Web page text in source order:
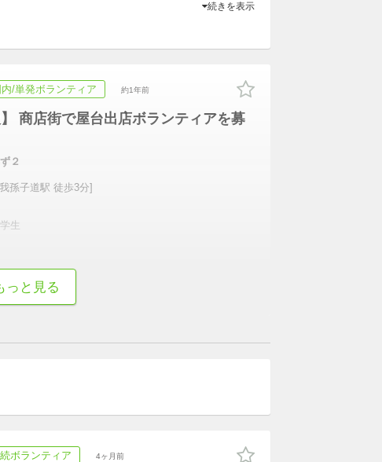
続きを表示
内/単発ボランティア 約1年前
】 商店街で屋台出店ボランティアを募
２
孫子道駅 徒歩3分]
生
っと見る
ボランティア 4ヶ月前